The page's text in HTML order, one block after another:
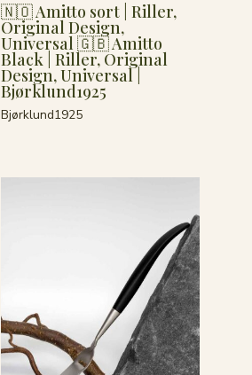
🇳🇴 Amitto sort | Riller,
Original Design,
Universal 🇬🇧 Amitto
Black | Riller, Original
Design, Universal |
Bjørklund1925
Bjørklund1925